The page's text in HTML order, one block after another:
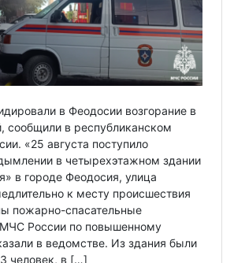
в Феодосии возгорание в
сообщили в республиканском
«25 августа поступило
в четырехэтажном здании
в городе Феодосия, улица
к месту происшествия
пожарно-спасательные
России по повышенному
в ведомстве. Из здания были
человек, в […]